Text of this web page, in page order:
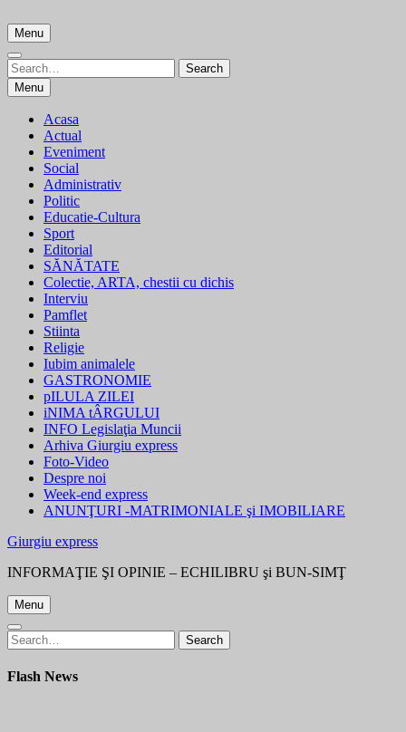
to
content
Menu
Search
for:
Search
Menu
Acasa
Actual
Eveniment
Social
Administrativ
Politic
Educatie-Cultura
Sport
Editorial
SĂNĂTATE
Colectie, ARTA, chestii cu dichis
Interviu
Pamflet
Stiinta
Religie
Iubim animalele
GASTRONOMIE
pILULA ZILEI
iNIMA tÂRGULUI
INFO Legislaţia Muncii
Arhiva Giurgiu express
Foto-Video
Despre noi
Week-end express
ANUNŢURI -MATRIMONIALE şi IMOBILIARE
Giurgiu express
INFORMAŢIE ŞI OPINIE – ECHILIBRU şi BUN-SIMŢ
Menu
Search
for:
Search
Flash News